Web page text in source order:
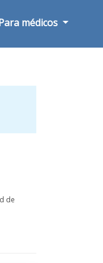
médicos
de